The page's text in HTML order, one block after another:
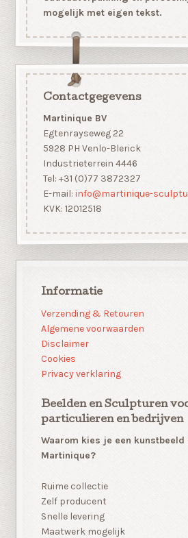
mogelijk met eigen tekst.
Contactgegevens
Martinique BV
Egtenrayseweg 22
5928 PH Venlo-Blerick
Industrieterrein 4446
Tel: +31 (0)77 3872327
E-mail: info@martinique-
KVK: 12012518
Informatie
Verzending & Retouren
Algemene voorwaarden
Disclaimer
Cookies
Privacy verklaring
Beelden en Sculpturen
particulieren en bedrijven
Waarom kies je een kunstbeeld
Martinique?
Ruime collectie
Zelf producent
Snelle levering
Maatwerk mogelijk